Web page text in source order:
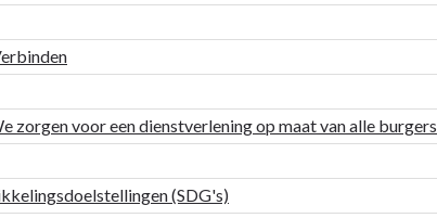
zorgen voor een dienstverlening op maat van alle burgers
(SDG's)